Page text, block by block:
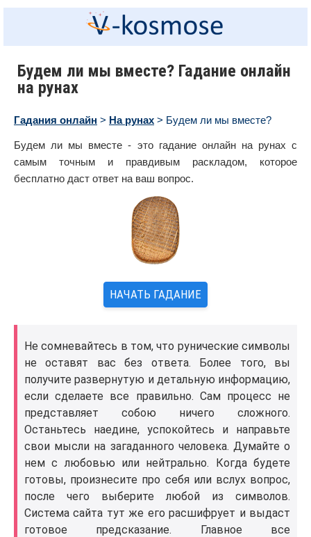
Будем ли мы вместе? Гадание онлайн
на рунах
Гадания онлайн > На рунах > Будем ли мы вместе?
Будем ли мы вместе - это гадание онлайн на рунах с
самым точным и правдивым раскладом, которое
бесплатно даст ответ на ваш вопрос.
НАЧАТЬ ГАДАНИЕ
Не сомневайтесь в том, что рунические символы
не оставят вас без ответа. Более того, вы
получите развернутую и детальную информацию,
если сделаете все правильно. Сам процесс не
представляет собою ничего сложного.
Останьтесь наедине, успокойтесь и направьте
свои мысли на загаданного человека. Думайте о
нем с любовью или нейтрально. Когда будете
готовы, произнесите про себя или вслух вопрос,
после чего выберите любой из символов.
Система сайта тут же его расшифрует и выдаст
готовое предсказание. Главное все